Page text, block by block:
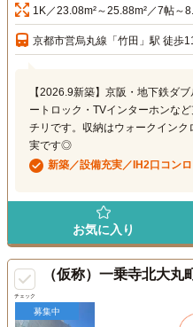
1K／23.08m²～25.88m²／7帖～
京都市営烏丸線「竹田」駅 徒歩
【2026.9新築】京阪・地下鉄ダ
ートロック・TVインターホンな
チリです。収納はウォークイン
実です◎
新築／設備充実／IH2口コンロ
お気に入り
チェック
（仮称）一乗寺北大丸
募集中